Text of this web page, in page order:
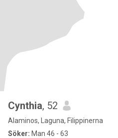
Cynthia, 52
Alaminos, Laguna, Filippinerna
Söker: Man 46 - 63